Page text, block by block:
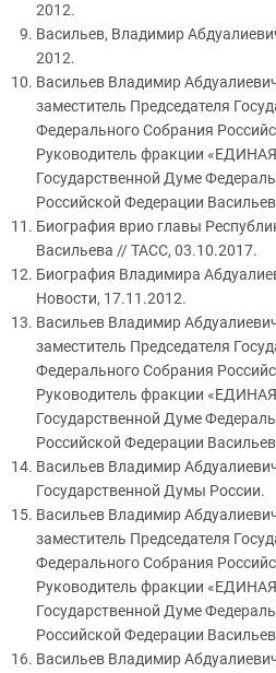
2012.
Васильев, Владимир
2012.
Васильев Владимир
заместитель Председателя
Федерального Собрания
Руководитель фракции
Государственной Думе
Российской Федерации
Биография врио главы
Васильева // ТАСС, 03.10.2017.
Биография Владимира
Новости, 17.11.2012.
Васильев Владимир
заместитель Председателя
Федерального Собрания
Руководитель фракции
Государственной Думе
Российской Федерации
Васильев Владимир
Государственной Думы России.
Васильев Владимир
заместитель Председателя
Федерального Собрания
Руководитель фракции
Государственной Думе
Российской Федерации
Васильев Владимир